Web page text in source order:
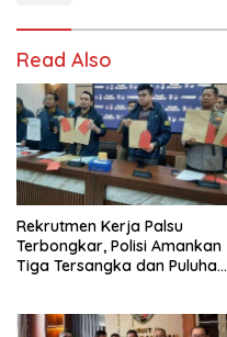
Read Also
Rekrutmen Kerja Palsu
Terbongkar, Polisi Amankan
Tiga Tersangka dan Puluhan